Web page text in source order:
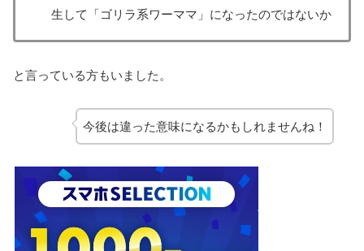
生して「ゴリラ系ワーママ」になったのではないか
と言っている方もいました。
今後は違った意味になるかもしれませんね！